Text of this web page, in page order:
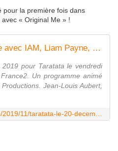
pour la première fois dans
« Original Me » !
Taratata le 20 décembre avec IAM, Liam Payne, Jean-Louis Aubert... - Leblogtvnews.com
pour Taratata le vendredi
Un programme animé
Jean-Louis Aubert,